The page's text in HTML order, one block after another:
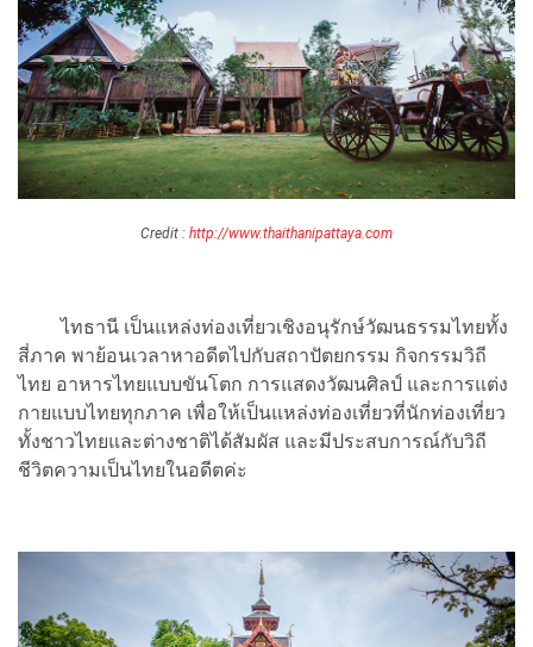
Credit : http://www.thaithanipattaya.com
ไทธานี เป็นแหล่งท่องเที่ยวเชิงอนุรักษ์วัฒนธรรมไทยทั้ง
สี่ภาค พาย้อนเวลาหาอดีตไปกับสถาปัตยกรรม กิจกรรมวิถี
ไทย อาหารไทยแบบขันโตก การแสดงวัฒนศิลป์ และการแต่ง
กายแบบไทยทุกภาค เพื่อให้เป็นแหล่งท่องเที่ยวที่นักท่องเที่ยว
ทั้งชาวไทยและต่างชาติได้สัมผัส และมีประสบการณ์กับวิถี
ชีวิตความเป็นไทยในอดีตค่ะ